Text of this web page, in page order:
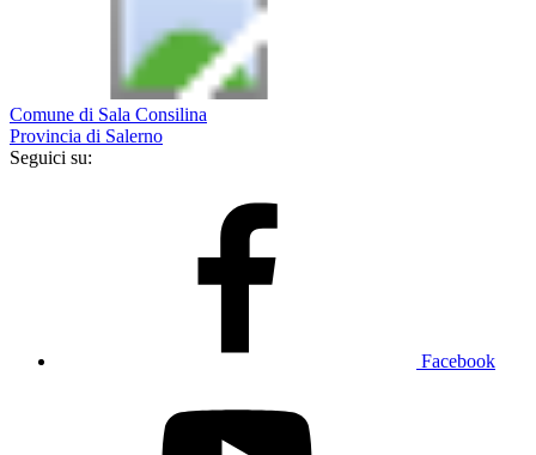
Comune di Sala Consilina
Provincia di Salerno
Seguici su:
Facebook